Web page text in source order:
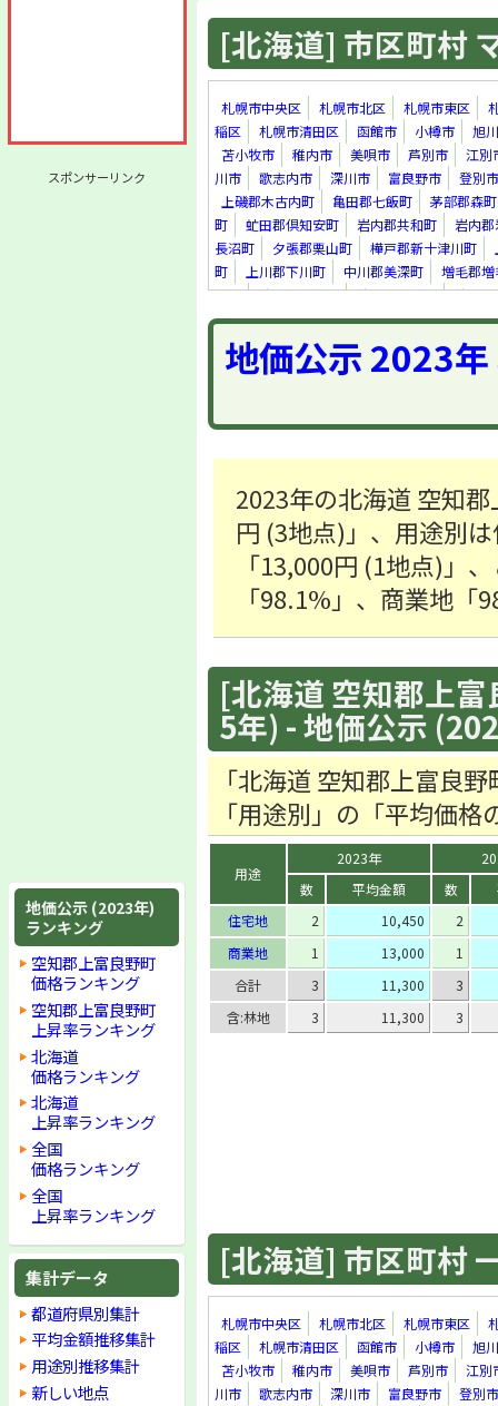
スポンサーリンク
地価公示 (2023年)
ランキング
空知郡上富良野町
価格ランキング
空知郡上富良野町
上昇率ランキング
北海道
価格ランキング
北海道
上昇率ランキング
全国
価格ランキング
全国
上昇率ランキング
集計データ
都道府県別集計
平均金額推移集計
用途別推移集計
新しい地点
[北海道] 市区町村
札幌市中央区 札幌市北区 札幌市東区
稲区
札幌市清田区 函館市 小樽市
旭
苫小牧市
稚内市 美唄市 芦別市
江別
川市
歌志内市 深川市 富良野市
登別市
上磯郡木古内町
亀田郡七飯町
茅部郡森町
町
虻田郡倶知安町 岩内郡共和町
岩内
長沼町
夕張郡栗山町 樺戸郡新十津川町
町
上川郡下川町 中川郡美深町
増毛郡増
里町
紋別郡遠軽町 紋別郡滝上町
紋別
真町
虻田郡洞爺湖町 勇払郡安平町
勇払
上川郡新得町
上川郡清水町
河西郡芽室町
足寄郡足寄町
十勝郡浦幌町
釧路郡釧路町
地価公示 2023
2023年の北海道 空知
円 (3地点)」、用途別
「13,000円 (1地点)」
「98.1%」、商業地「
[北海道 空知郡上
5年) - 地価公示
「北海道 空知郡上富良
「用途別」の「平均価格
用途
2023年
数
平均金額 数
住宅地
2 10,450
2
商業地
1 13,000
1
合計
3 11,300
3
含:林地
3 11,300 3
[北海道] 市区町村
札幌市中央区 札幌市北区 札幌市東区
稲区
札幌市清田区 函館市 小樽市
旭
苫小牧市
稚内市 美唄市 芦別市
江別
川市
歌志内市 深川市 富良野市
登別市